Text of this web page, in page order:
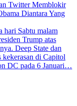
Twitter Memblokir
Diantara Yang
hari Sabtu malam
Trump atas
Deep State dan
kekerasan di Capitol
DC pada 6 Januari…